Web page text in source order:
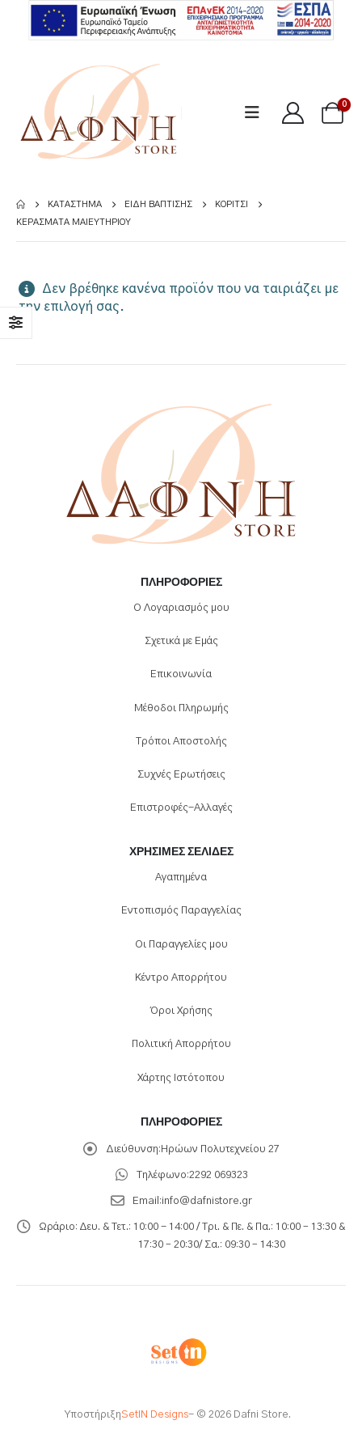
0
ΚΑΤΆΣΤΗΜΑ ΕΊΔΗ ΒΆΠΤΙΣΗΣ
ΚΟΡΊΤΣΙ
ΚΕΡΆΣΜΑΤΑ ΜΑΙΕΥΤΗΡΊΟΥ
Δεν βρέθηκε κανένα προϊόν που να ταιριάζει με
την επιλογή σας.
ΠΛΗΡΟΦΟΡΊΕΣ
Ο Λογαριασμός μου
Σχετικά με Εμάς
Επικοινωνία
Μέθοδοι Πληρωμής
Τρόποι Αποστολής
Συχνές Ερωτήσεις
Επιστροφές-Αλλαγές
ΧΡΉΣΙΜΕΣ ΣΕΛΊΔΕΣ
Αγαπημένα
Εντοπισμός Παραγγελίας
Οι Παραγγελίες μου
Κέντρο Απορρήτου
Όροι Χρήσης
Πολιτική Απορρήτου
Χάρτης Ιστότοπου
ΠΛΗΡΟΦΟΡΊΕΣ
Διεύθυνση: Ηρώων Πολυτεχνείου 27
Τηλέφωνο:2292 069323
Email:info@dafnistore.gr
Ωράριο: Δευ. & Τετ.: 10:00 - 14:00 / Τρι. & Πε. & Πα.: 10:00 – 13:30 &
17:30 – 20:30/ Σα.: 09:30 – 14:30
ΥποστήριξηSetIN Designs- © 2026 Dafni Store.